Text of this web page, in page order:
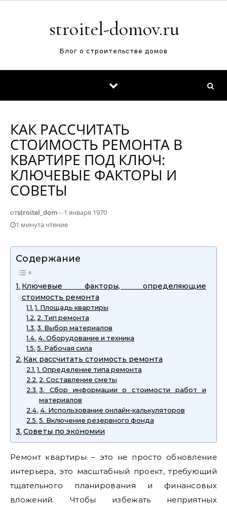
stroitel-domov.ru
Блог о строительстве домов
КАК РАССЧИТАТЬ
СТОИМОСТЬ РЕМОНТА В
КВАРТИРЕ ПОД КЛЮЧ:
КЛЮЧЕВЫЕ ФАКТОРЫ И
СОВЕТЫ
отstroitel_dom—1 января 1970
1 минута чтение
Содержание
Ключевые факторы‚ определяющие
стоимость ремонта
1. Площадь квартиры
2. Тип ремонта
3. Выбор материалов
4. Оборудование и техника
5. Рабочая сила
Как рассчитать стоимость ремонта
1. Определение типа ремонта
2. Составление сметы
3. Сбор информации о стоимости работ и
материалов
4. Использование онлайн-калькуляторов
5. Включение резервного фонда
Советы по экономии
Ремонт квартиры – это не просто обновление
интерьера‚ это масштабный проект‚ требующий
тщательного планирования и финансовых
вложений. Чтобы избежать неприятных